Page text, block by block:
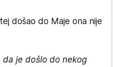
došao do Maje ona nije
da je došlo do nekog